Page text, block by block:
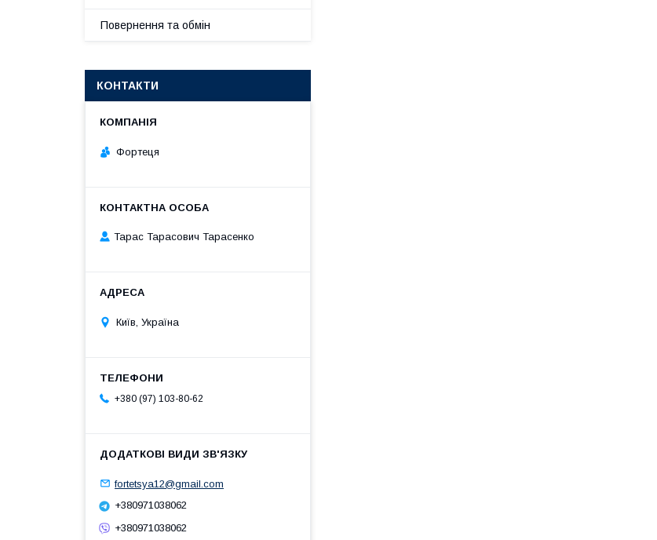
Повернення та обмін
КОНТАКТИ
Фортеця
Тарас Тарасович Тарасенко
Київ, Україна
+380 (97) 103-80-62
fortetsya12@gmail.com
+380971038062
+380971038062